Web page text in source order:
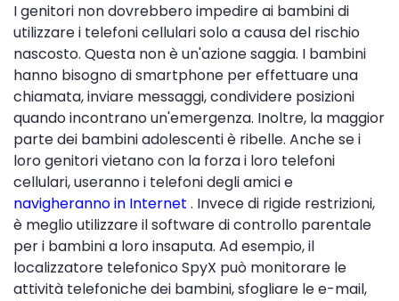
I genitori non dovrebbero impedire ai bambini di
utilizzare i telefoni cellulari solo a causa del rischio
nascosto. Questa non è un'azione saggia. I bambini
hanno bisogno di smartphone per effettuare una
chiamata, inviare messaggi, condividere posizioni
quando incontrano un'emergenza. Inoltre, la maggior
parte dei bambini adolescenti è ribelle. Anche se i
loro genitori vietano con la forza i loro telefoni
cellulari, useranno i telefoni degli amici e
navigheranno in Internet . Invece di rigide restrizioni,
è meglio utilizzare il software di controllo parentale
per i bambini a loro insaputa. Ad esempio, il
localizzatore telefonico SpyX può monitorare le
attività telefoniche dei bambini, sfogliare le e-mail,